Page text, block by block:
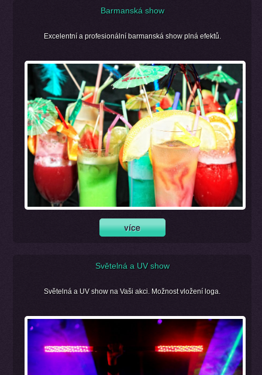
Barmanská show
Excelentní a profesionální barmanská show plná efektů.
Světelná a UV show
Světelná a UV show na Vaši akci. Možnost vložení loga.